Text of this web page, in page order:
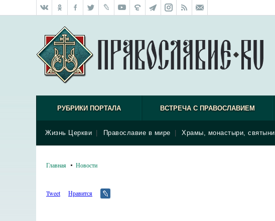
РУБРИКИ ПОРТАЛА ВСТРЕЧА С ПРАВОСЛАВИЕМ
Жизнь Церкви Православие в мире Храмы, монастыри, святыни
Главная Новости
Tweet Нравится